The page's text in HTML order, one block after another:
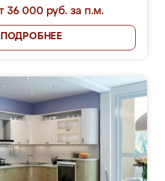
36 000 руб. за п.м.
ПОДРОБНЕЕ